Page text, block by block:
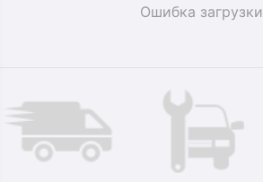
Ошибка загрузки